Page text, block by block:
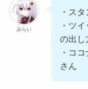
みらい
・ス
・ツ
の出し
・コ
さん